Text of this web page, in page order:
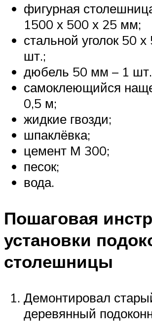
фигурная
1500 х 500 х 25 мм;
стальной уголок 50
шт.;
дюбель 50 мм – 1
самоклеющийся
0,5 м;
жидкие гвозди;
шпаклёвка;
цемент М 300;
песок;
вода.
Пошаговая
установки
столешницы
Демонтировал
деревянный